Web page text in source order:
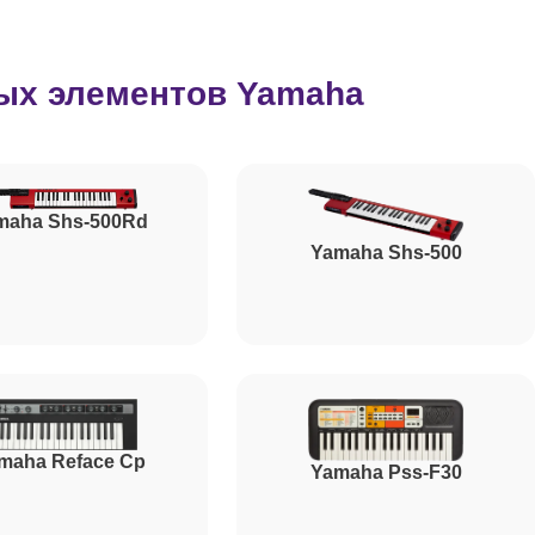
800
1500
1000
элементов Yamaha
Shs-500Rd
Yamaha Shs-500
Reface Cp
Yamaha Pss-F30